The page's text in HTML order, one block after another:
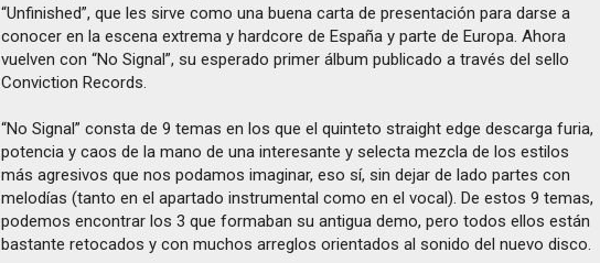
“Unfinished”, que les sirve como una buena carta de presentación para darse a
conocer en la escena extrema y hardcore de España y parte de Europa. Ahora
vuelven con “No Signal”, su esperado primer álbum publicado a través del sello
Conviction Records.
“No Signal” consta de 9 temas en los que el quinteto straight edge descarga furia,
potencia y caos de la mano de una interesante y selecta mezcla de los estilos
más agresivos que nos podamos imaginar, eso sí, sin dejar de lado partes con
melodías (tanto en el apartado instrumental como en el vocal). De estos 9 temas,
podemos encontrar los 3 que formaban su antigua demo, pero todos ellos están
bastante retocados y con muchos arreglos orientados al sonido del nuevo disco.